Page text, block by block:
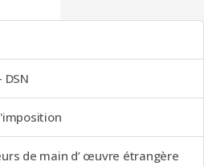
de main d’ œuvre étrangère